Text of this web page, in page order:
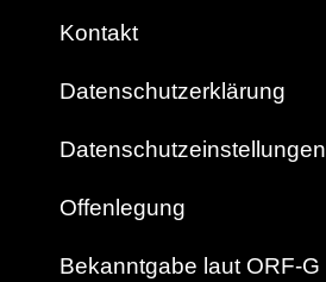
Kontakt
Datenschutzerklärung
Datenschutzeinstellungen
Offenlegung
Bekanntgabe laut ORF-G